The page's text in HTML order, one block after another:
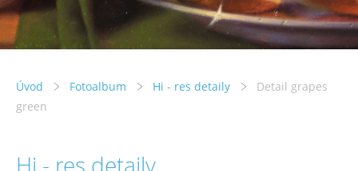
Úvod Fotoalbum Hi - res detaily
Detail grapes
green
Hi - res detaily